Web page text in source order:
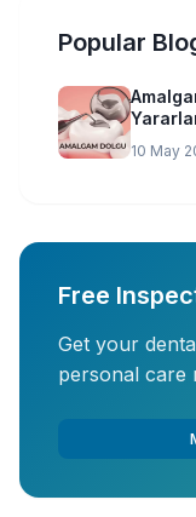
Popular
10 May
Free
Get your
personal care